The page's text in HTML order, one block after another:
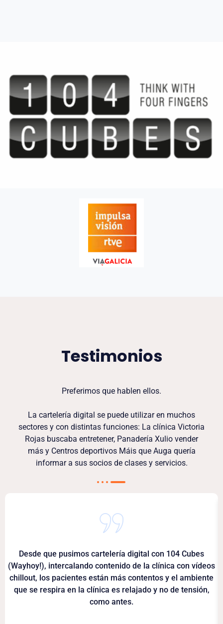
Testimonios
Preferimos que hablen ellos.
La cartelería digital se puede utilizar en muchos
sectores y con distintas funciones: La clínica Victoria
Rojas buscaba entretener, Panadería Xulio vender
más y Centros deportivos Máis que Auga quería
informar a sus socios de clases y servicios.
Desde que pusimos cartelería digital con 104 Cubes
(Wayhoy!), intercalando contenido de la clínica con vídeos
chillout, los pacientes están más contentos y el ambiente
que se respira en la clínica es relajado y no de tensión,
como antes.